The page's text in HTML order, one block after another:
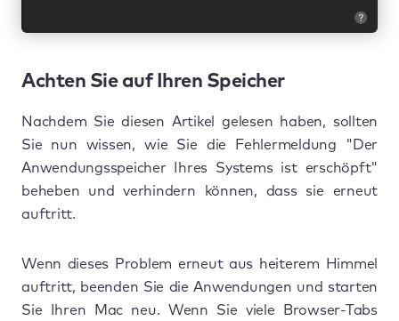
Achten Sie auf Ihren Speicher
Nachdem Sie diesen Artikel gelesen haben, sollten
Sie nun wissen, wie Sie die Fehlermeldung "Der
Anwendungsspeicher Ihres Systems ist erschöpft"
beheben und verhindern können, dass sie erneut
auftritt.
Wenn dieses Problem erneut aus heiterem Himmel
auftritt, beenden Sie die Anwendungen und starten
Sie Ihren Mac neu. Wenn Sie viele Browser-Tabs